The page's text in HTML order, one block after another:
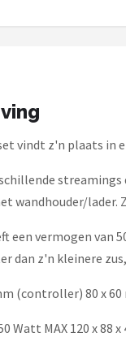
vindt z'n plaats in
wandhouder/lader.
een vermogen van
dan z'n kleinere
(controller) 80 x
MAX 120 x 88